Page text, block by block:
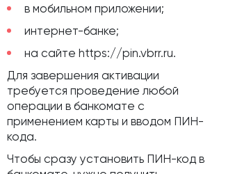
в мобильном приложении;
интернет-банке;
на сайте https://pin.vbrr.ru.
Для завершения активации
требуется проведение любой
операции в банкомате с
применением карты и вводом ПИН-
кода.
Чтобы сразу установить ПИН-код в